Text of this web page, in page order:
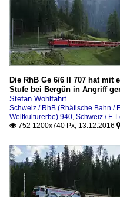
Die RhB Ge 6/6 II 707 hat
Stufe bei Bergün in Angriff
Stefan Wohlfahrt
Schweiz / RhB (Rhätische Bahn /
Weltkulturerbe) 940, Schweiz / E-
 752 1200x740 Px, 13.12.2016 